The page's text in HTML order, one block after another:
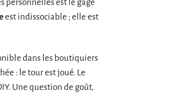
personnelles est le gage
est indissociable ; elle est
dans les boutiquiers
: le tour est joué. Le
Une question de goût,